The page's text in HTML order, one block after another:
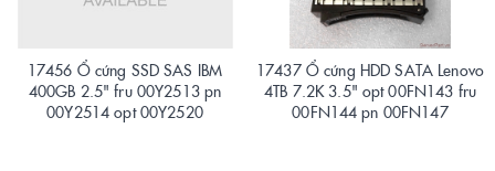
17456 Ổ cứng SSD SAS IBM
400GB 2.5" fru 00Y2513 pn
00Y2514 opt 00Y2520
17437 Ổ cứng HDD SATA Lenovo
4TB 7.2K 3.5" opt 00FN143 fru
00FN144 pn 00FN147